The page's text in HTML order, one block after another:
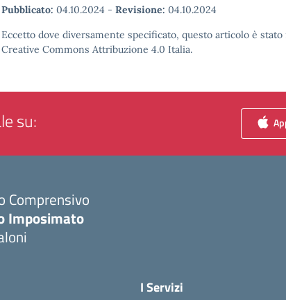
Pubblicato: 04.10.2024 - Revisione: 04.10.2024
Eccetto dove diversamente specificato, questo articolo è
Creative Commons Attribuzione 4.0 Italia.
su:
Comprensivo
Imposimato
I Servizi